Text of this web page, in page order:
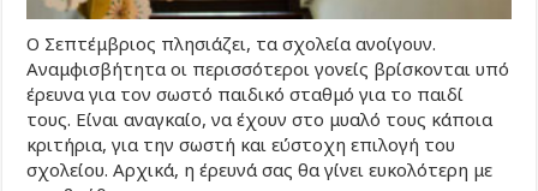
Ο Σεπτέμβριος πλησιάζει, τα σχολεία ανοίγουν.
Αναμφισβήτητα οι περισσότεροι γονείς βρίσκονται υπό
έρευνα για τον σωστό παιδικό σταθμό για το παιδί
τους. Είναι αναγκαίο, να έχουν στο μυαλό τους κάποια
κριτήρια, για την σωστή και εύστοχη επιλογή του
σχολείου. Αρχικά, η έρευνά σας θα γίνει ευκολότερη με